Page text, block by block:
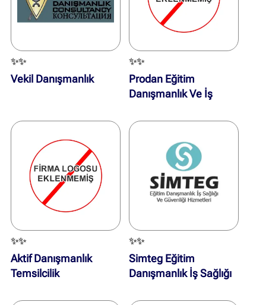
✨✨
Vekil Danışmanlık
✨✨
Prodan Eğitim
Danışmanlık Ve İş
✨✨
Aktif Danışmanlık
Temsilcilik
✨✨
Simteg Eğitim
Danışmanlık İş Sağlığı